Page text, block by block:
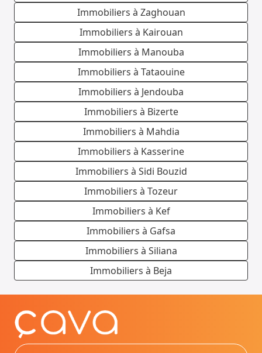
Immobiliers à Zaghouan
Immobiliers à Kairouan
Immobiliers à Manouba
Immobiliers à Tataouine
Immobiliers à Jendouba
Immobiliers à Bizerte
Immobiliers à Mahdia
Immobiliers à Kasserine
Immobiliers à Sidi Bouzid
Immobiliers à Tozeur
Immobiliers à Kef
Immobiliers à Gafsa
Immobiliers à Siliana
Immobiliers à Beja